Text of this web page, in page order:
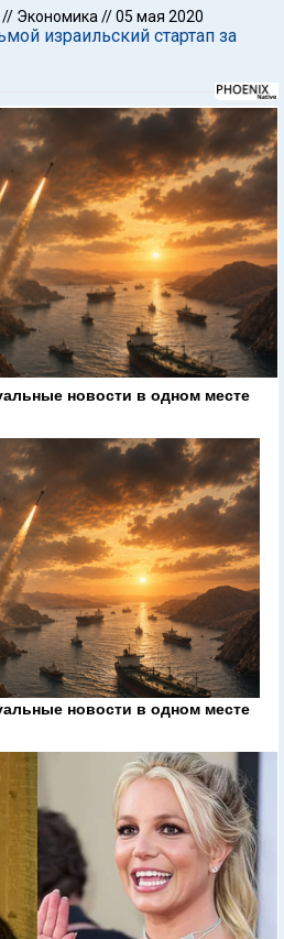
// Экономика //05 мая 2020
израильский стартап за
новости в одном месте
новости в одном месте